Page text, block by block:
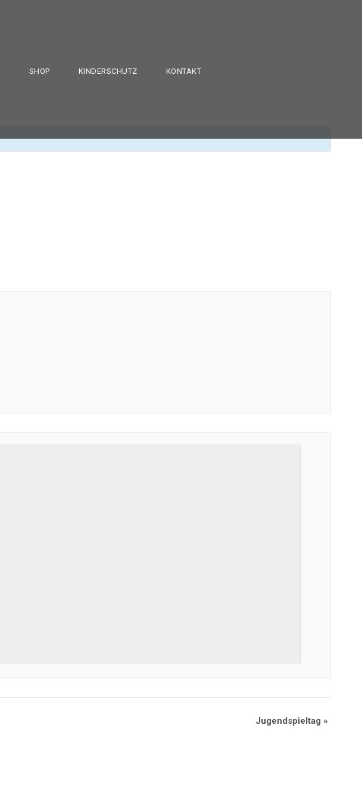
SHOP KINDERSCHUTZ KONTAKT
Jugendspieltag »